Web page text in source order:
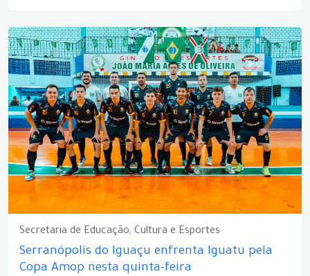
Secretaria de Educação, Cultura e Esportes
Serranópolis do Iguaçu enfrenta Iguatu pela
Copa Amop nesta quinta-feira